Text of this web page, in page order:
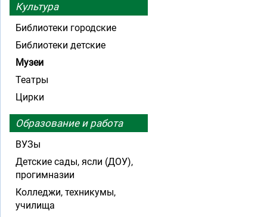
Культура
Библиотеки городские
Библиотеки детские
Музеи
Театры
Цирки
Образование и работа
ВУЗы
Детские сады, ясли (ДОУ),
прогимназии
Колледжи, техникумы,
училища